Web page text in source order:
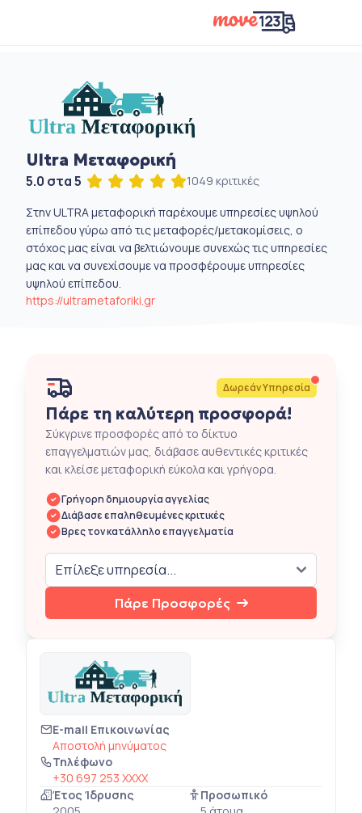
Ultra Μεταφορική
5.0 στα 5 1049 κριτικές
Στην ULTRA μεταφορική παρέχουμε υπηρεσίες υψηλού
επίπεδου γύρω από τις μεταφορές/μετακομίσεις, ο
στόχος μας είναι να βελτιώνουμε συνεχώς τις υπηρεσίες
μας και να συνεχίσουμε να προσφέρουμε υπηρεσίες
υψηλού επίπεδου.
https://ultrametaforiki.gr
Δωρεάν Υπηρεσία
Πάρε τη καλύτερη προσφορά!
Σύκγρινε προσφορές από το δίκτυο
επαγγελματιών μας, διάβασε αυθεντικές κριτικές
και κλείσε μεταφορική εύκολα και γρήγορα.
Γρήγορη δημιουργία αγγελίας
Διάβασε επαληθευμένες κριτικές
Βρες τον κατάλληλο επαγγελματία
Πάρε Προσφορές
E-mail Επικοινωνίας
Αποστολή μηνύματος
Τηλέφωνο
+30 697 253 XXXX
Έτος Ίδρυσης
Προσωπικό